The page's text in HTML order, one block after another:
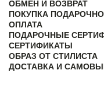
ОБМЕН И ВОЗВРАТ
ПОКУПКА
ОПЛАТА
ПОДАРОЧНЫЕ
СЕРТИФИКАТЫ
ОБРАЗ ОТ СТИЛИСТА
ДОСТАВКА И